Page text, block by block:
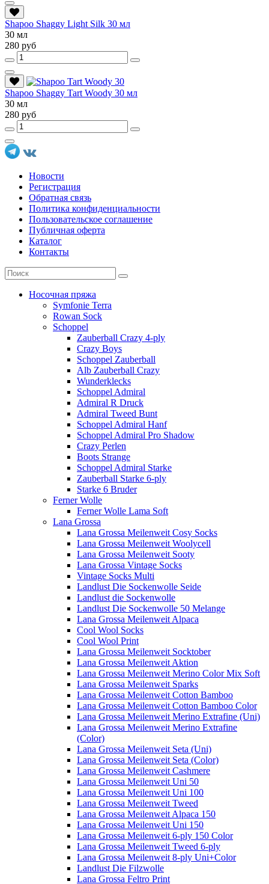
Shapoo Shaggy Light Silk 30 мл
30 мл
280 руб
Shapoo Shaggy Tart Woody 30 мл
30 мл
280 руб
Новости
Регистрация
Обратная связь
Политика конфиденциальности
Пользовательское соглашение
Публичная оферта
Каталог
Контакты
Носочная пряжа
Symfonie Terra
Rowan Sock
Schoppel
Zauberball Crazy 4-ply
Crazy Boys
Schoppel Zauberball
Alb Zauberball Crazy
Wunderklecks
Schoppel Admiral
Admiral R Druck
Admiral Tweed Bunt
Schoppel Admiral Hanf
Schoppel Admiral Pro Shadow
Crazy Perlen
Boots Strange
Schoppel Admiral Starke
Zauberball Starke 6-ply
Starke 6 Bruder
Ferner Wolle
Ferner Wolle Lama Soft
Lana Grossa
Lana Grossa Meilenweit Cosy Socks
Lana Grossa Meilenweit Woolycell
Lana Grossa Meilenweit Sooty
Lana Grossa Vintage Socks
Vintage Socks Multi
Landlust Die Sockenwolle Seide
Landlust die Sockenwolle
Landlust Die Sockenwolle 50 Melange
Lana Grossa Meilenweit Alpaca
Cool Wool Socks
Cool Wool Print
Lana Grossa Meilenweit Socktober
Lana Grossa Meilenweit Aktion
Lana Grossa Meilenweit Merino Color Mix Soft
Lana Grossa Meilenweit Sparks
Lana Grossa Meilenweit Cotton Bamboo
Lana Grossa Meilenweit Cotton Bamboo Color
Lana Grossa Meilenweit Merino Extrafine (Uni)
Lana Grossa Meilenweit Merino Extrafine
(Color)
Lana Grossa Meilenweit Seta (Uni)
Lana Grossa Meilenweit Seta (Color)
Lana Grossa Meilenweit Cashmere
Lana Grossa Meilenweit Uni 50
Lana Grossa Meilenweit Uni 100
Lana Grossa Meilenweit Tweed
Lana Grossa Meilenweit Alpaca 150
Lana Grossa Meilenweit Uni 150
Lana Grossa Meilenweit 6-ply 150 Color
Lana Grossa Meilenweit Tweed 6-ply
Lana Grossa Meilenweit 8-ply Uni+Color
Landlust Die Filzwolle
Lana Grossa Feltro Print